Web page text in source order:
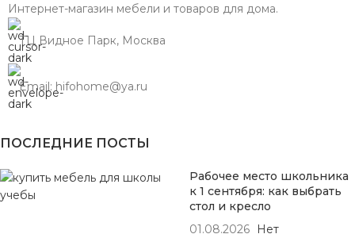
Интернет-магазин мебели и товаров для дома.
ТЦ Видное Парк, Москва
Email: hifohome@ya.ru
ПОСЛЕДНИЕ ПОСТЫ
Рабочее место школьника
к 1 сентября: как выбрать
стол и кресло
01.08.2026
Нет